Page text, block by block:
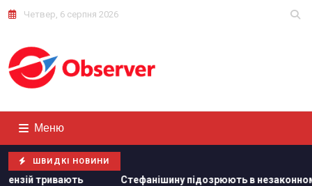
Четвер, 6 серпня 2026
Меню
ШВИДКІ НОВИНИ
підозрюють в незаконному збагаченні на 13,9 млн грн: